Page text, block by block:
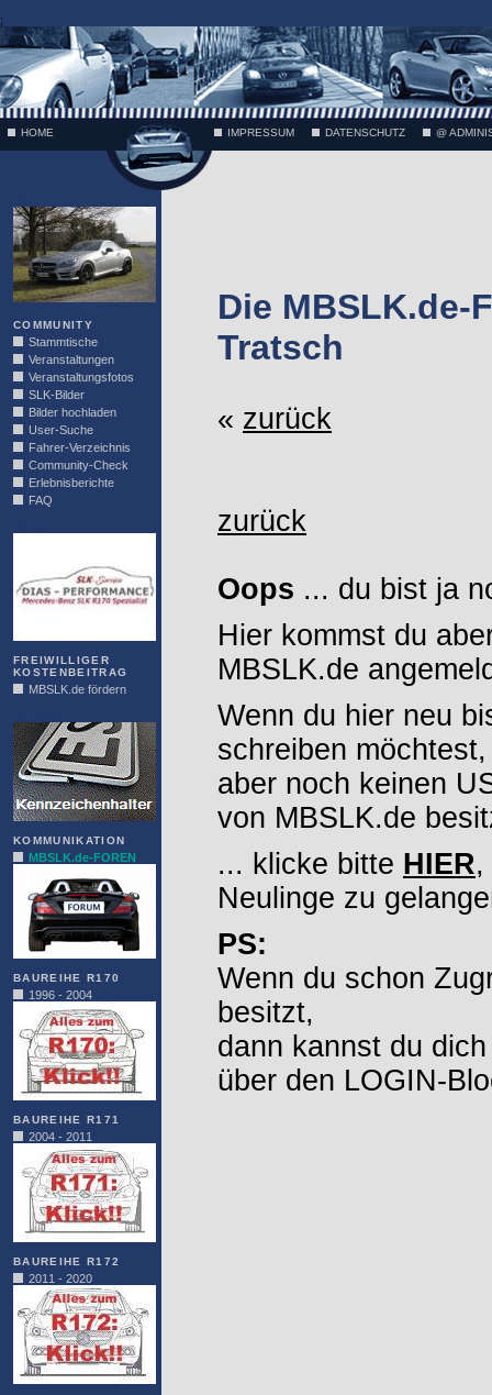
;
HOME IMPRESSUM DATENSCHUTZ @
COMMUNITY
Stammtische
Veranstaltungen
Veranstaltungsfotos
SLK-Bilder
Bilder hochladen
User-Suche
Fahrer-Verzeichnis
Community-Check
Erlebnisberichte
FAQ
FREIWILLIGER
KOSTENBEITRAG
MBSLK.de fördern
KOMMUNIKATION
MBSLK.de-FOREN
BAUREIHE R170
1996 - 2004
BAUREIHE R171
2004 - 2011
BAUREIHE R172
2011 - 2020
Die MBSLK.de-
Tratsch
« zurück
zurück
Oops ... du bist ja
Hier kommst du
MBSLK.de
Wenn du hier neu
schreiben möchtest,
aber noch keinen
von MBSLK.de
... klicke bitte HIER,
Neulinge zu
PS:
Wenn du schon
besitzt,
dann kannst du
über den LOGIN-